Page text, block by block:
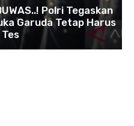
Polri Tegaskan
Garuda Tetap Harus